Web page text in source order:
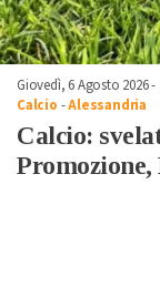
Giovedì, 6 Agosto 2026 -
Calcio -Alessandria
Calcio:
Promozione,